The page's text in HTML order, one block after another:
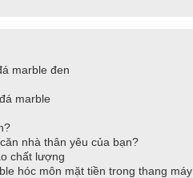
marble đen
marble
nhà thân yêu của bạn?
chất lượng
hóc môn mặt tiền trong thang máy